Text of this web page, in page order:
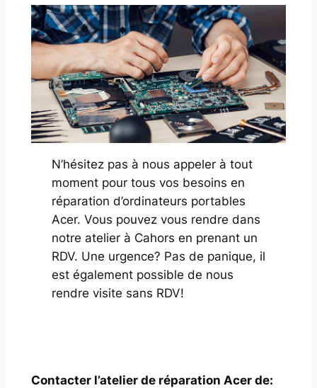
N’hésitez pas à nous appeler à tout
moment pour tous vos besoins en
réparation d’ordinateurs portables
Acer. Vous pouvez vous rendre dans
notre atelier à Cahors en prenant un
RDV. Une urgence? Pas de panique, il
est également possible de nous
rendre visite sans RDV!
Contacter l’atelier de réparation Acer de: